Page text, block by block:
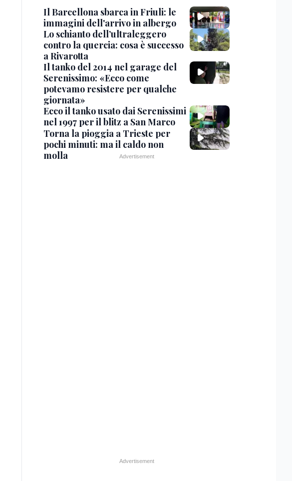
Il Barcellona sbarca in Friuli: le
immagini dell'arrivo in albergo
Lo schianto dell’ultraleggero
contro la quercia: cosa è successo
a Rivarotta
Il tanko del 2014 nel garage del
Serenissimo: «Ecco come
potevamo resistere per qualche
giornata»
Ecco il tanko usato dai Serenissimi
nel 1997 per il blitz a San Marco
Torna la pioggia a Trieste per
pochi minuti: ma il caldo non
molla